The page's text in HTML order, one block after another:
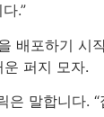
.”
배포하기 시
퍼지 모자.
은 말합니다. “